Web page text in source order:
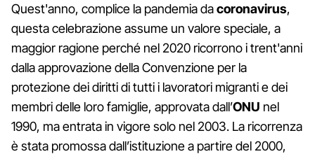
Quest'anno, complice la pandemia dacoronavirus,
questa celebrazione assume un valore speciale, a
maggior ragione perché nel 2020 ricorrono i trent'anni
dalla approvazione della Convenzione per la
protezione dei diritti di tutti i lavoratori migranti e dei
membri delle loro famiglie, approvata dall’ONU nel
1990, ma entrata in vigore solo nel 2003. La ricorrenza
è stata promossa dall’istituzione a partire del 2000,